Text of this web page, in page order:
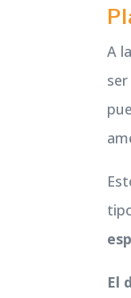
A
El